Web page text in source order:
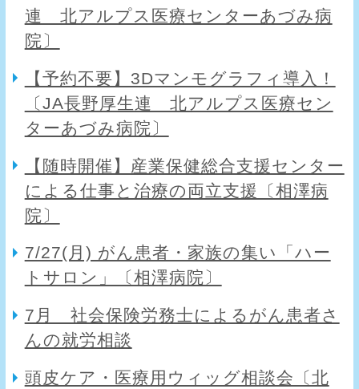
連 北アルプス医療センターあづみ病
院〕
【予約不要】3Dマンモグラフィ導入！
〔JA長野厚生連 北アルプス医療セン
ターあづみ病院〕
【随時開催】産業保健総合支援センター
による仕事と治療の両立支援〔相澤病
院〕
7/27(月) がん患者・家族の集い「ハー
トサロン」〔相澤病院〕
7月 社会保険労務士によるがん患者さ
んの就労相談
頭皮ケア・医療用ウィッグ相談会〔北